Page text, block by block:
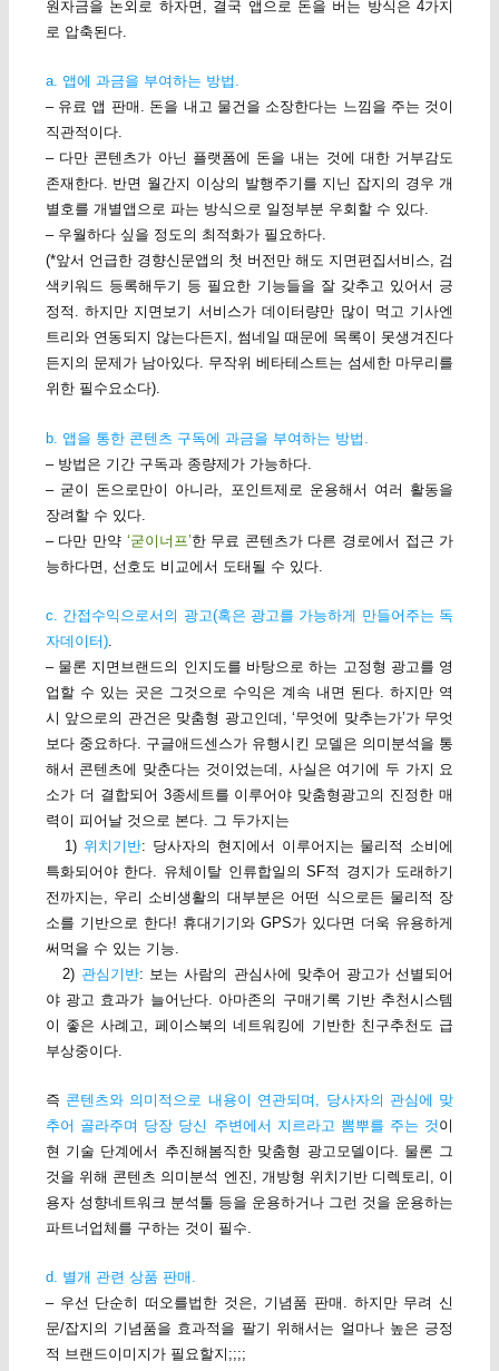
원자금을 논외로 하자면, 결국 앱으로 돈을 버는 방식은 4가지
로 압축된다.
a. 앱에 과금을 부여하는 방법.
– 유료 앱 판매. 돈을 내고 물건을 소장한다는 느낌을 주는 것이
직관적이다.
– 다만 콘텐츠가 아닌 플랫폼에 돈을 내는 것에 대한 거부감도
존재한다. 반면 월간지 이상의 발행주기를 지닌 잡지의 경우 개
별호를 개별앱으로 파는 방식으로 일정부분 우회할 수 있다.
– 우월하다 싶을 정도의 최적화가 필요하다.
(*앞서 언급한 경향신문앱의 첫 버전만 해도 지면편집서비스, 검
색키워드 등록해두기 등 필요한 기능들을 잘 갖추고 있어서 긍
정적. 하지만 지면보기 서비스가 데이터량만 많이 먹고 기사엔
트리와 연동되지 않는다든지, 썸네일 때문에 목록이 못생겨진다
든지의 문제가 남아있다. 무작위 베타테스트는 섬세한 마무리를
위한 필수요소다).
b. 앱을 통한 콘텐츠 구독에 과금을 부여하는 방법.
– 방법은 기간 구독과 종량제가 가능하다.
– 굳이 돈으로만이 아니라, 포인트제로 운용해서 여러 활동을
장려할 수 있다.
– 다만 만약 ‘굳이너프’한 무료 콘텐츠가 다른 경로에서 접근 가
능하다면, 선호도 비교에서 도태될 수 있다.
c. 간접수익으로서의 광고(혹은 광고를 가능하게 만들어주는 독
자데이터).
– 물론 지면브랜드의 인지도를 바탕으로 하는 고정형 광고를 영
업할 수 있는 곳은 그것으로 수익은 계속 내면 된다. 하지만 역
시 앞으로의 관건은 맞춤형 광고인데, ‘무엇에 맞추는가’가 무엇
보다 중요하다. 구글애드센스가 유행시킨 모델은 의미분석을 통
해서 콘텐츠에 맞춘다는 것이었는데, 사실은 여기에 두 가지 요
소가 더 결합되어 3종세트를 이루어야 맞춤형광고의 진정한 매
력이 피어날 것으로 본다. 그 두가지는
1) 위치기반: 당사자의 현지에서 이루어지는 물리적 소비에
특화되어야 한다. 유체이탈 인류합일의 SF적 경지가 도래하기
전까지는, 우리 소비생활의 대부분은 어떤 식으로든 물리적 장
소를 기반으로 한다! 휴대기기와 GPS가 있다면 더욱 유용하게
써먹을 수 있는 기능.
2) 관심기반: 보는 사람의 관심사에 맞추어 광고가 선별되어
야 광고 효과가 늘어난다. 아마존의 구매기록 기반 추천시스템
이 좋은 사례고, 페이스북의 네트워킹에 기반한 친구추천도 급
부상중이다.
즉 콘텐츠와 의미적으로 내용이 연관되며, 당사자의 관심에 맞
추어 골라주며 당장 당신 주변에서 지르라고 뽐뿌를 주는 것 이
현 기술 단계에서 추진해봄직한 맞춤형 광고모델이다. 물론 그
것을 위해 콘텐츠 의미분석 엔진, 개방형 위치기반 디렉토리, 이
용자 성향네트워크 분석툴 등을 운용하거나 그런 것을 운용하는
파트너업체를 구하는 것이 필수.
d. 별개 관련 상품 판매.
– 우선 단순히 떠오를법한 것은, 기념품 판매. 하지만 무려 신
문/잡지의 기념품을 효과적을 팔기 위해서는 얼마나 높은 긍정
적 브랜드이미지가 필요할지;;;;